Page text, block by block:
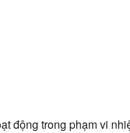
động trong phạm vi